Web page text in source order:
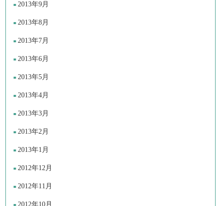
2013年9月
2013年8月
2013年7月
2013年6月
2013年5月
2013年4月
2013年3月
2013年2月
2013年1月
2012年12月
2012年11月
2012年10月